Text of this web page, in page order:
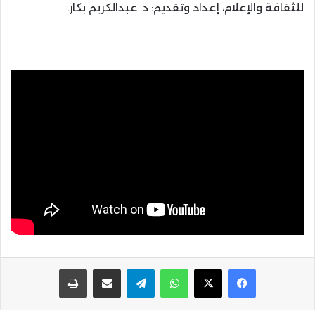
للثقافة والإعلام، إعداد وتقديم: د. عبدالكريم بكار.
واتساب تيلقرام مشاركة عبر البريد